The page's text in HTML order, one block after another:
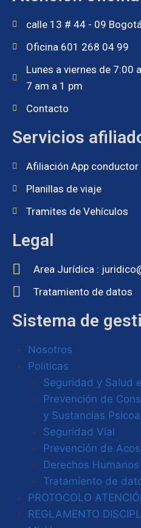
calle 13 # 44 - 09 Bogotá
Oficina 601 268 04 99
Lunes a viernes de 7:00
7 am a 1 pm
Contacto
Servicios
Afiliación App conductor
Planillas de viaje
Tramites de Vehículos
Legal
Area Jurídica :
Tratamiento de datos
Sistema de
Nosotros
Políticas
Seguridad y Salud
Prevención de
y Sustancias
Seguridad Vial
Prevención de
Derechos
Tratamiento de
PROTOCOLO
REGLAMENTO